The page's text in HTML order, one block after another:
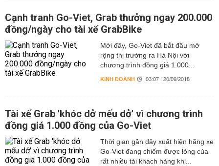
Cạnh tranh Go-Viet, Grab thưởng ngay 200.000
đồng/ngày cho tài xế GrabBike
Mới đây, Go-Viet đã bắt đầu mở
rộng thị trường ra Hà Nội với
chương trình đồng giá 1.000...
KINH DOANH 03:07 | 20/09/2018
Tài xế Grab 'khóc dở mếu dở' vì chương trình
đồng giá 1.000 đồng của Go-Viet
Thời gian gần đây xuất hiện hãng xe
Go-Viet đang chiếm được lòng của
rất nhiều tài khách hàng khi...